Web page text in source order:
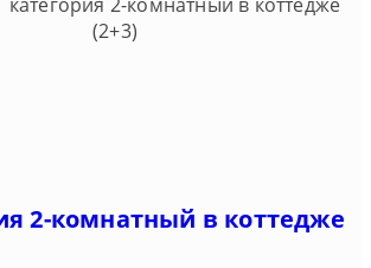
2-комнатный в коттедже